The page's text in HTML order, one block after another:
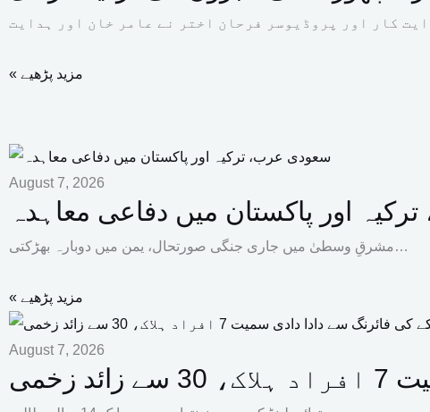
« مزید پڑھیے
August 7, 2026
اور پاکستان میں دفاعی معاہدہ
مشرقِ وسطیٰ میں جاری جنگی صورتحال، یمن میں دوبارہ بھڑکتی…
« مزید پڑھیے
August 7, 2026